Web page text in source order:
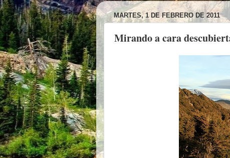
MARTES, 1 DE FEBRERO DE 2011
Mirando a cara